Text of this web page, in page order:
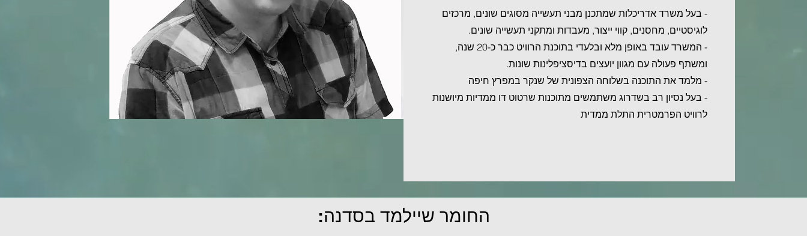
- בעל משרד אדריכלות שמתכנן מבני תעשייה מסוגים שונים, מרכזים
לוגיסטיים, מחסנים, קווי ייצור, מעבדות ומתקני תעשייה שונים.
- המשרד עובד באופן מלא ובלעדי בתוכנת הרוויט כבר כ-20 שנה,
ומשתף פעולה עם מגוון יועצים בדיסציפלינות שונות.
- מלמד את התוכנה בשלוחה הצפונית של שנקר במפרץ חיפה
- בעל נסיון רב בשדרוג משתמשים מתוכנות שרטוט דו ממדיות מיושנות
לרוויט הפרמטרית התלת ממדית
החומר שיילמד בסדנה: